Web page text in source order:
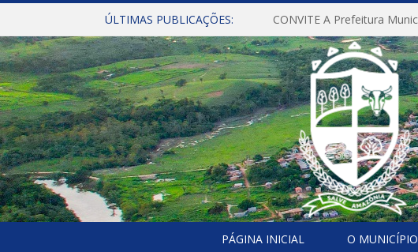
ÚLTIMAS PUBLICAÇÕES:
PÁGINA INICIAL O MUNICÍPIO